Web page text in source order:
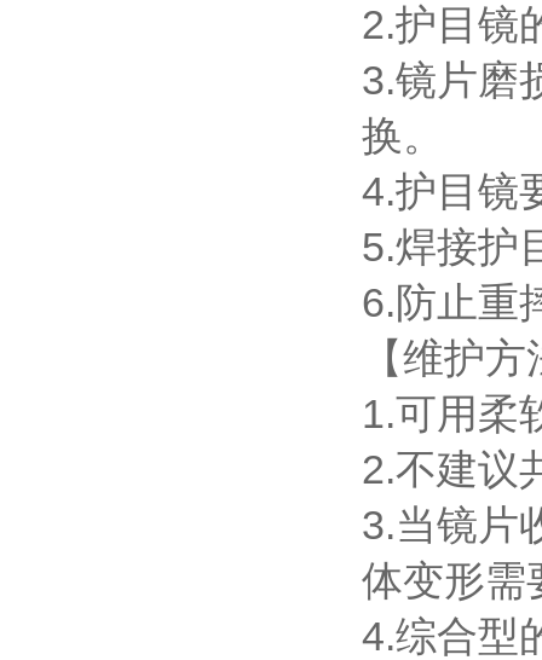
2.护目镜
3.镜片磨
换。
4.护目镜
5.焊接护
6.防止重
【维护
1.可用柔
2.不建议
3.当镜片
体变形需
4.综合型